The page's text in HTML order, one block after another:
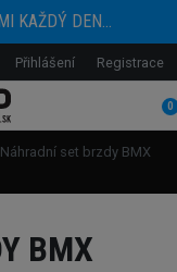
KAŽDÝ DEN...
Přihlášení Registrace
0
Náhradní set brzdy BMX
BMX